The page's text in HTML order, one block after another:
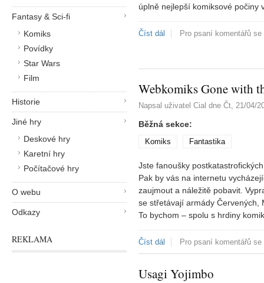
úplně nejlepší komiksové počiny
Číst dál KůstekPro psaní komentářů se
Webkomiks Gone with
Napsal uživatel Cial dne Čt, 21/04/
Běžná sekce:
Komiks Fantastika
Jste fanoušky
Pak by vás na internetu
zaujmout a náležitě pobavit.
se střetávají armády Červených,
To bychom – spolu s hrdiny
Číst dál Webkomiks Gone with the
Pro psaní komentářů se
Usagi Yojimbo
Fantasy & Sci-fi
Komiks
Povídky
Star Wars
Film
Historie
Jiné hry
Deskové hry
Karetní hry
Počítačové hry
O webu
Odkazy
REKLAMA